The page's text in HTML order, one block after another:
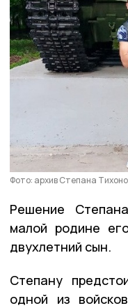
Фото: архив Степана
Решение
малой родине
двухлетний сын.
Степану
одной из